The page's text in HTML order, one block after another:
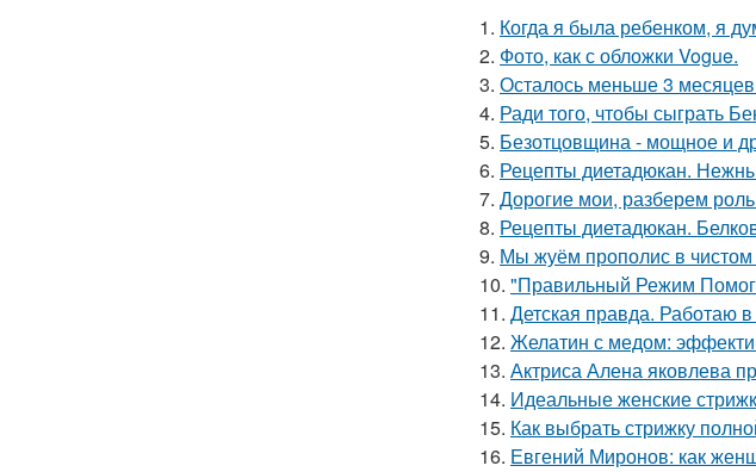
1. Когда я была ребенком, я
2. Фото, как с обложки Vogue.
3. Осталось меньше 3
4. Ради того, чтобы сыграть
5. Безотцовщина - мощное и
6. Рецепты диетадюкан.
7. Дорогие мои, разберем
8. Рецепты диетадюкан.
9. Мы жуём прополис в чистом
10. "Правильный Режим
11. Детская правда. Работаю
12. Желатин с медом:
13. Актриса Алена яковлева
14. Идеальные женские
15. Как выбрать стрижку
16. Евгений Миронов: как